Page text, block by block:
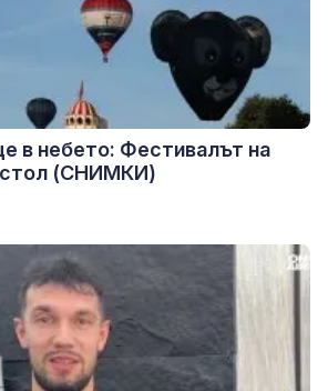
в небето: Фестивалът на
(СНИМКИ)